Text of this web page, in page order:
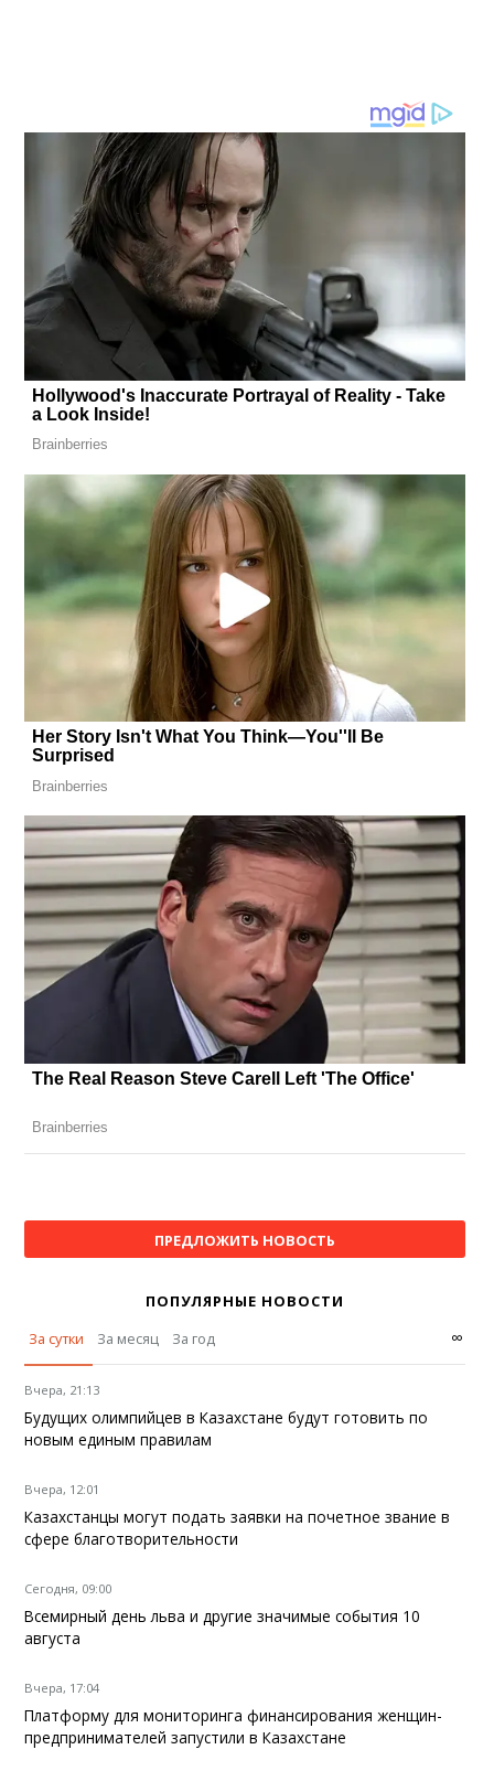
ПРЕДЛОЖИТЬ НОВОСТЬ
ПОПУЛЯРНЫЕ НОВОСТИ
За сутки
За месяц За год ∞
Вчера, 21:13
Будущих олимпийцев в Казахстане будут готовить по
новым единым правилам
Вчера, 12:01
Казахстанцы могут подать заявки на почетное звание в
сфере благотворительности
Сегодня, 09:00
Всемирный день льва и другие значимые события 10
августа
Вчера, 17:04
Платформу для мониторинга финансирования женщин-
предпринимателей запустили в Казахстане